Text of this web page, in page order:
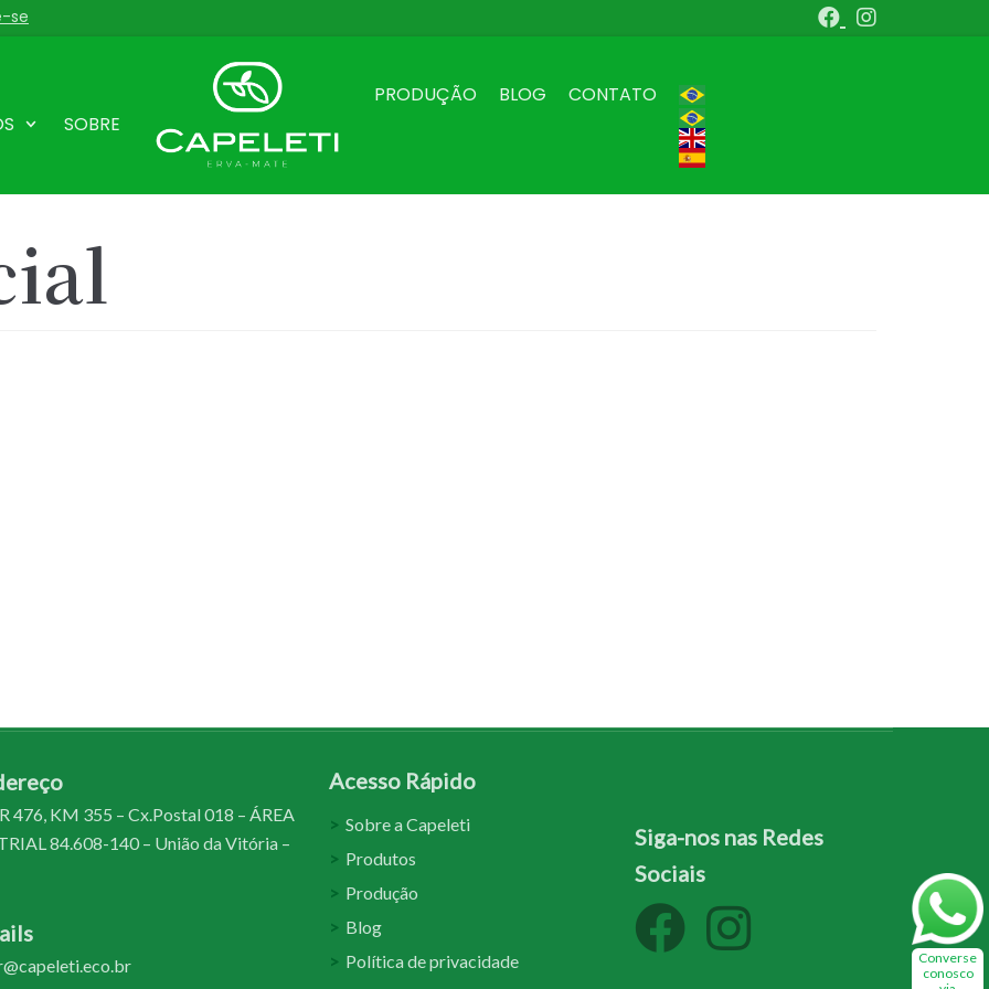
se
SOBRE
PRODUÇÃO BLOG CONTATO
476, KM 355 – Cx.Postal 018 – ÁREA
84.608-140 – União da Vitória –
Acesso Rápido
Sobre a Capeleti
Produtos
Produção
Blog
Política de privacidade
Siga-nos nas Redes
Sociais
Converse
conosco